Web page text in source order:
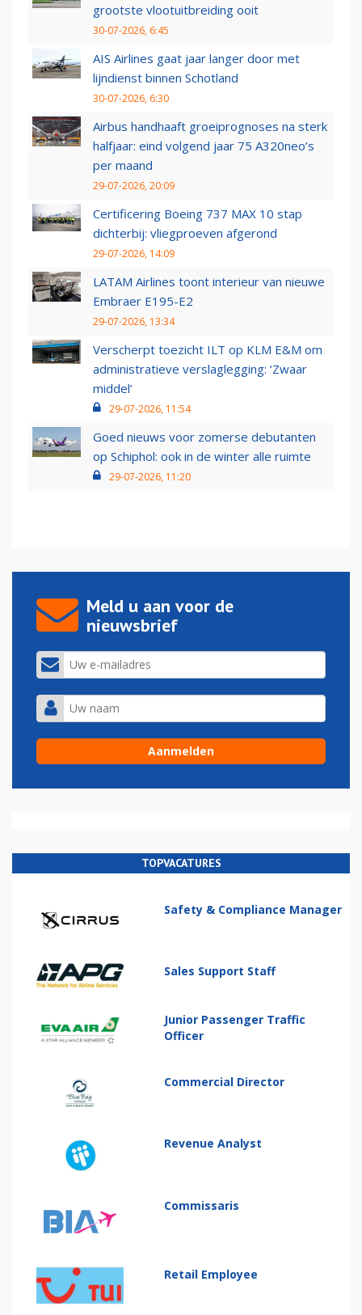
grootste vlootuitbreiding ooit
30-07-2026, 6:45
AIS Airlines gaat jaar langer door met
lijndienst binnen Schotland
30-07-2026, 6:30
Airbus handhaaft groeiprognoses na sterk
halfjaar: eind volgend jaar 75 A320neo’s
per maand
29-07-2026, 20:09
Certificering Boeing 737 MAX 10 stap
dichterbij: vliegproeven afgerond
29-07-2026, 14:09
LATAM Airlines toont interieur van nieuwe
Embraer E195-E2
29-07-2026, 13:34
Verscherpt toezicht ILT op KLM E&M om
administratieve verslaglegging: ‘Zwaar
middel’
29-07-2026, 11:54
Goed nieuws voor zomerse debutanten
op Schiphol: ook in de winter alle ruimte
29-07-2026, 11:20
Meld u aan voor de
nieuwsbrief
TOPVACATURES
Safety & Compliance Manager
Sales Support Staff
Junior Passenger Traffic
Officer
Commercial Director
Revenue Analyst
Commissaris
Retail Employee